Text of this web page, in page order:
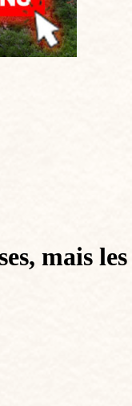
mais les